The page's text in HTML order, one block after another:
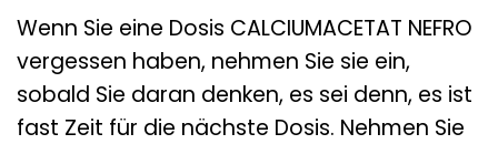
Wenn Sie eine Dosis CALCIUMACETAT NEFRO
vergessen haben, nehmen Sie sie ein,
sobald Sie daran denken, es sei denn, es ist
fast Zeit für die nächste Dosis. Nehmen Sie